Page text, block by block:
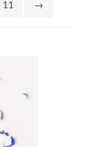
11 →